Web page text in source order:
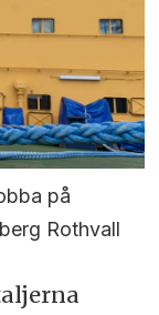
på
Rothvall